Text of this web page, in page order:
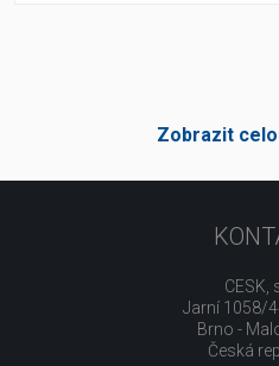
Zobrazit
CESK,
Jarní 1058/
Brno -
Česká